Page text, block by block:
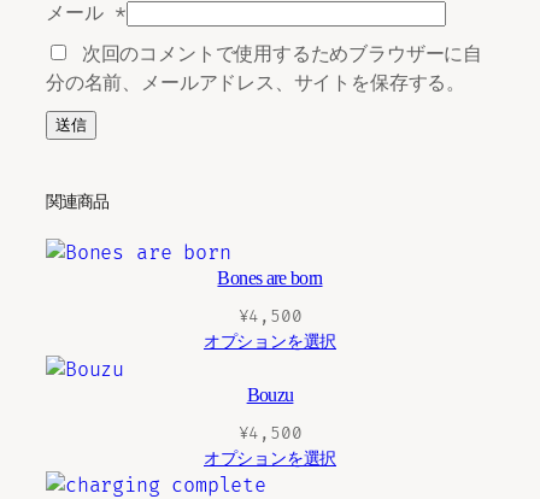
メール *
次回のコメントで使用するためブラウザーに自
分の名前、メールアドレス、サイトを保存する。
関連商品
Bones are born
¥4,500
オプションを選択
Bouzu
¥4,500
オプションを選択